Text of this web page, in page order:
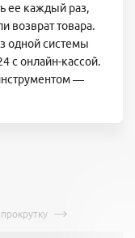
ее каждый раз,
возврат товара.
одной системы
с онлайн-кассой.
—